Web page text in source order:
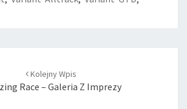
Kolejny Wpis
Race – Galeria Z Imprezy